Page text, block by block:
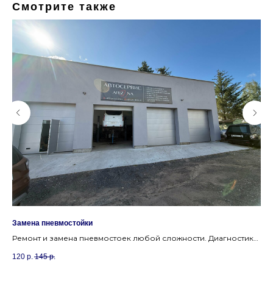
Смотрите также
Замена пневмостойки
Ремонт и замена пневмостоек любой сложности. Диагностика
120 р. 145 р.